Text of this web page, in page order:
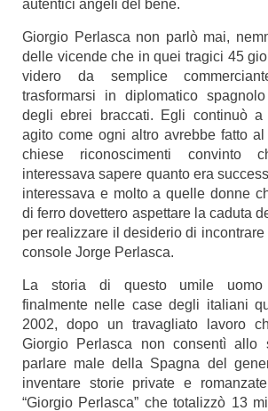
autentici angeli del bene.
Giorgio Perlasca non parlò mai,
delle vicende che in quei tragici 45
videro da semplice
trasformarsi in diplomatico
degli ebrei braccati. Egli continuò
agito come ogni altro avrebbe fatto
chiese riconoscimenti convinto
interessava sapere quanto era
interessava e molto a quelle donne
di ferro dovettero aspettare la caduta
per realizzare il desiderio di incontrare
console Jorge Perlasca.
La storia di questo umile uomo
finalmente nelle case degli italiani
2002, dopo un travagliato lavoro
Giorgio Perlasca non consentì allo
parlare male della Spagna del
inventare storie private e
“Giorgio Perlasca” che totalizzò 13